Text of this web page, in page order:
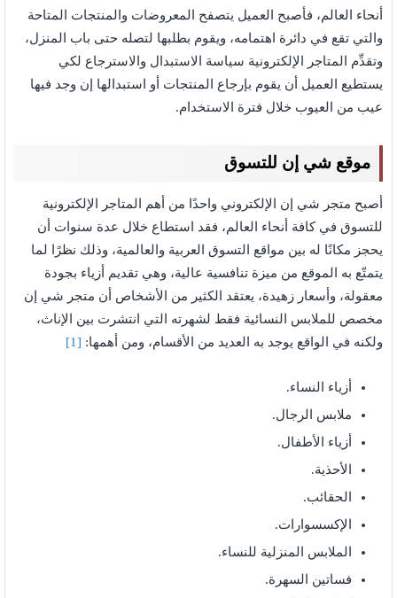
أنحاء العالم، فأصبح العميل يتصفح المعروضات والمنتجات المتاحة
والتي تقع في دائرة اهتمامه، ويقوم بطلبها لتصله حتى باب المنزل،
وتقدِّم المتاجر الإلكترونية سياسة الاستبدال والاسترجاع لكي
يستطيع العميل أن يقوم بإرجاع المنتجات أو استبدالها إن وجد فيها
عيب من العيوب خلال فترة الاستخدام.
موقع شي إن للتسوق
أصبح متجر شي إن الإلكتروني واحدًا من أهم المتاجر الإلكترونية
للتسوق في كافة أنحاء العالم، فقد استطاع خلال عدة سنوات أن
يحجز مكانًا له بين مواقع التسوق العربية والعالمية، وذلك نظرًا لما
يتمتّع به الموقع من ميزة تنافسية عالية، وهي تقديم أزياء بجودة
معقولة، وأسعار زهيدة، يعتقد الكثير من الأشخاص أن متجر شي إن
مخصص للملابس النسائية فقط لشهرته التي انتشرت بين الإناث،
ولكنه في الواقع يوجد به العديد من الأقسام، ومن أهمها: [1]
أزياء النساء.
ملابس الرجال.
أزياء الأطفال.
الأحذية.
الحقائب.
الإكسسوارات.
الملابس المنزلية للنساء.
فساتين السهرة.